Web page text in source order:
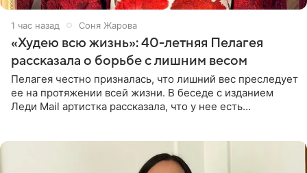
1 час назад Соня Жарова
«Худею всю жизнь»: 40-летняя Пелагея
рассказала о борьбе с лишним весом
Пелагея честно призналась, что лишний вес преследует
ее на протяжении всей жизни. В беседе с изданием
Леди Mail артистка рассказала, что у нее есть